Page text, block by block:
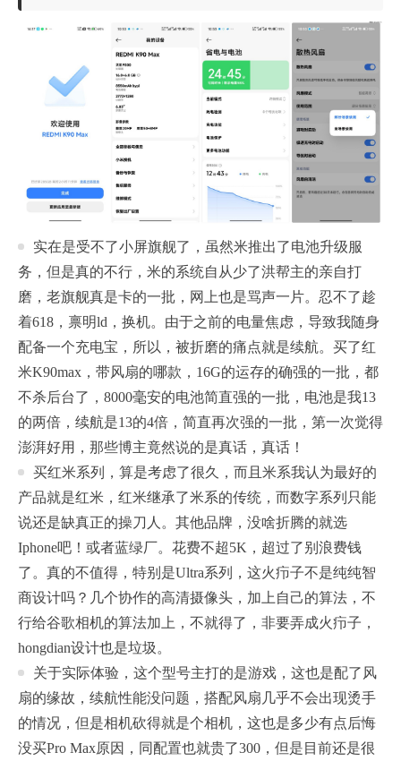
实在是受不了小屏旗舰了，虽然米推出了电池升级服
务，但是真的不行，米的系统自从少了洪帮主的亲自打
磨，老旗舰真是卡的一批，网上也是骂声一片。忍不了趁
着618，禀明ld，换机。由于之前的电量焦虑，导致我随身
配备一个充电宝，所以，被折磨的痛点就是续航。买了红
米K90max，带风扇的哪款，16G的运存的确强的一批，都
不杀后台了，8000毫安的电池简直强的一批，电池是我13
的两倍，续航是13的4倍，简直再次强的一批，第一次觉得
澎湃好用，那些博主竟然说的是真话，真话！
买红米系列，算是考虑了很久，而且米系我认为最好的
产品就是红米，红米继承了米系的传统，而数字系列只能
说还是缺真正的操刀人。其他品牌，没啥折腾的就选
Iphone吧！或者蓝绿厂。花费不超5K，超过了别浪费钱
了。真的不值得，特别是Ultra系列，这火疖子不是纯纯智
商设计吗？几个协作的高清摄像头，加上自己的算法，不
行给谷歌相机的算法加上，不就得了，非要弄成火疖子，
hongdian设计也是垃圾。
关于实际体验，这个型号主打的是游戏，这也是配了风
扇的缘故，续航性能没问题，搭配风扇几乎不会出现烫手
的情况，但是相机砍得就是个相机，这也是多少有点后悔
没买Pro Max原因，同配置也就贵了300，但是目前还是很